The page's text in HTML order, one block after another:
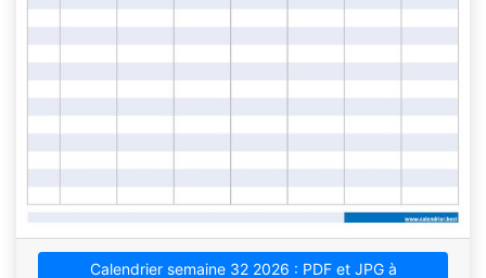
Calendrier semaine 32 2026 : PDF et JPG à